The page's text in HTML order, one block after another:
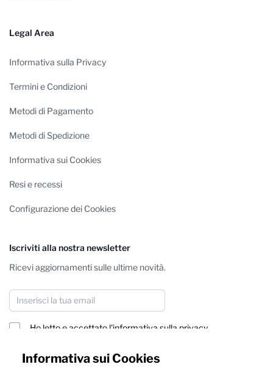
Informativa sui Cookies
Legal Area
Informativa sulla Privacy
Termini e Condizioni
Metodi di Pagamento
Metodi di Spedizione
Informativa sui Cookies
Resi e recessi
Configurazione dei Cookies
Iscriviti alla nostra newsletter
Ricevi aggiornamenti sulle ultime novità.
Indirizzo email
Ho letto e accettato l'informativa sulla privacy
Iscriviti